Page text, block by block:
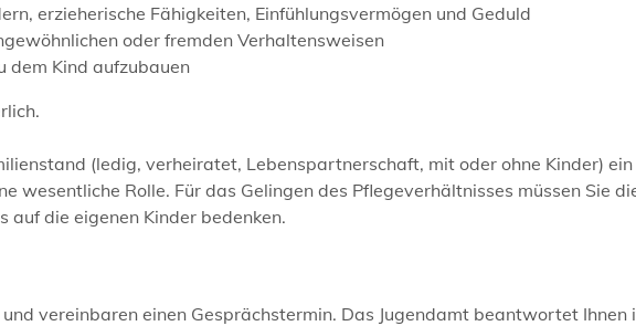
erzieherische Fähigkeiten, Einfühlungsvermögen und Geduld
oder fremden Verhaltensweisen
dem Kind aufzubauen
(ledig, verheiratet, Lebenspartnerschaft, mit oder ohne Kinder) ein
wesentliche Rolle. Für das Gelingen des Pflegeverhältnisses müssen Sie
auf die eigenen Kinder bedenken.
vereinbaren einen Gesprächstermin. Das Jugendamt beantwortet Ihnen